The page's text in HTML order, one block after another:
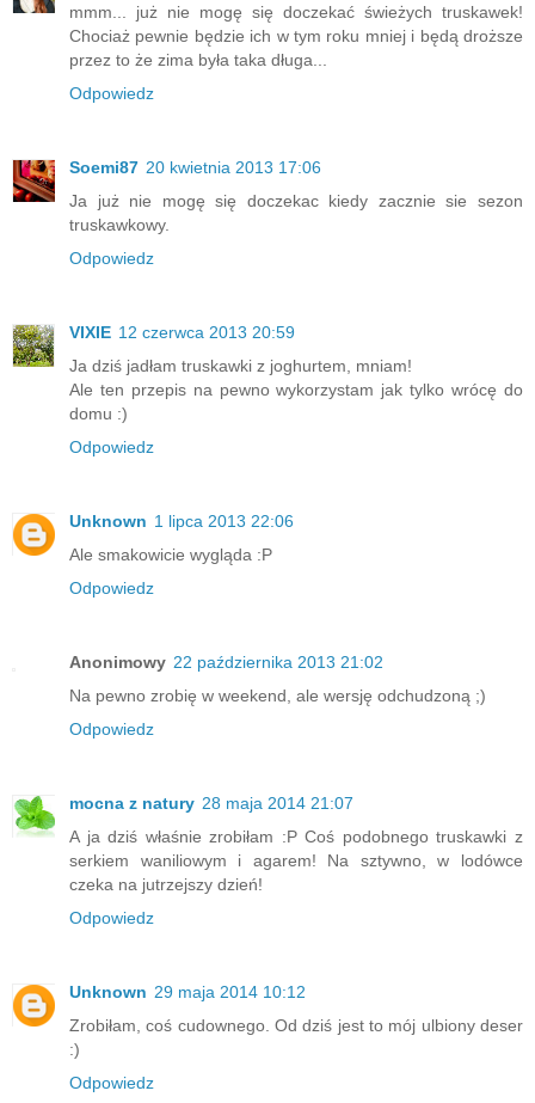
mmm... już nie mogę się doczekać świeżych truskawek!
Chociaż pewnie będzie ich w tym roku mniej i będą droższe
przez to że zima była taka długa...
Odpowiedz
Soemi87 20 kwietnia 2013 17:06
Ja już nie mogę się doczekac kiedy zacznie sie sezon
truskawkowy.
Odpowiedz
VIXIE 12 czerwca 2013 20:59
Ja dziś jadłam truskawki z joghurtem, mniam!
Ale ten przepis na pewno wykorzystam jak tylko wrócę do
domu :)
Odpowiedz
Unknown 1 lipca 2013 22:06
Ale smakowicie wygląda :P
Odpowiedz
Anonimowy 22 października 2013 21:02
Na pewno zrobię w weekend, ale wersję odchudzoną ;)
Odpowiedz
mocna z natury 28 maja 2014 21:07
A ja dziś właśnie zrobiłam :P Coś podobnego truskawki z
serkiem waniliowym i agarem! Na sztywno, w lodówce
czeka na jutrzejszy dzień!
Odpowiedz
Unknown 29 maja 2014 10:12
Zrobiłam, coś cudownego. Od dziś jest to mój ulbiony deser
:)
Odpowiedz